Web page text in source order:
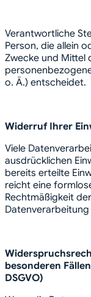
Verantwortliche
Person, die allein
Zwecke und Mittel
o. Ä.) entscheidet.
Widerruf Ihrer
Viele
ausdrücklichen
bereits erteilte
reicht eine
Rechtmäßigkeit
besonderen
DSGVO)